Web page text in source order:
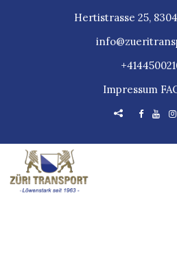
Hertistrasse 25,
Impressum